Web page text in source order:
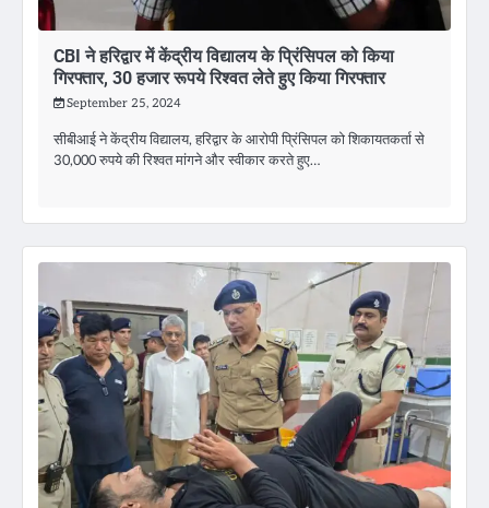
CBI ने हरिद्वार में केंद्रीय विद्यालय के प्रिंसिपल को किया
गिरफ्तार, 30 हजार रूपये रिश्वत लेते हुए किया गिरफ्तार
September 25, 2024
सीबीआई ने केंद्रीय विद्यालय, हरिद्वार के आरोपी प्रिंसिपल को शिकायतकर्ता से
30,000 रुपये की रिश्वत मांगने और स्वीकार करते हुए…